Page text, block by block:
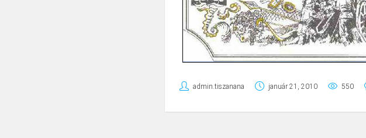
admin.tiszanana január 21, 2010 550